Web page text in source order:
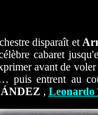
disparaît et
cabaret
avant de
puis entrent au
,